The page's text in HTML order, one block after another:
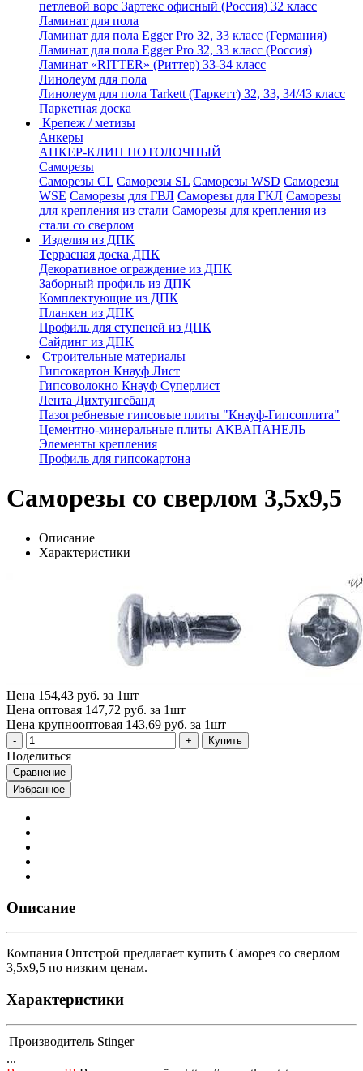
петлевой ворс Зартекс офисный (Россия) 32 класс
Ламинат для пола
Ламинат для пола Egger Pro 32, 33 класс (Германия)
Ламинат для пола Egger Pro 32, 33 класс (Россия)
Ламинат «RITTER» (Риттер) 33-34 класс
Линолеум для пола
Линолеум для пола Tarkett (Таркетт) 32, 33, 34/43 класс
Паркетная доска
Крепеж / метизы
Анкеры
АНКЕР-КЛИН ПОТОЛОЧНЫЙ
Саморезы
Саморезы CL Саморезы SL Саморезы WSD Саморезы
WSE Саморезы для ГВЛ Саморезы для ГКЛ Саморезы
для крепления из стали Саморезы для крепления из
стали со сверлом
Изделия из ДПК
Террасная доска ДПК
Декоративное ограждение из ДПК
Заборный профиль из ДПК
Комплектующие из ДПК
Планкен из ДПК
Профиль для ступеней из ДПК
Сайдинг из ДПК
Строительные материалы
Гипсокартон Кнауф Лист
Гипсоволокно Кнауф Суперлист
Лента Дихтунгсбанд
Пазогребневые гипсовые плиты "Кнауф-Гипсоплита"
Цементно-минеральные плиты АКВАПАНЕЛЬ
Элементы крепления
Профиль для гипсокартона
Саморезы со сверлом 3,5х9,5
Описание
Характеристики
Цена 154,43 руб. за 1шт
Цена оптовая 147,72 руб. за 1шт
Цена крупнооптовая 143,69 руб. за 1шт
Купить
Поделиться
Сравнение
Избранное
Описание
Компания Оптстрой предлагает купить Саморез со сверлом
3,5х9,5 по низким ценам.
Характеристики
Производитель Stinger
...